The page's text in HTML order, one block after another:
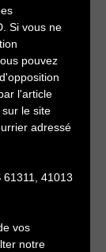
Si vous ne
pouvez
l'article
le site
adressé
61311, 41013
vos
notre